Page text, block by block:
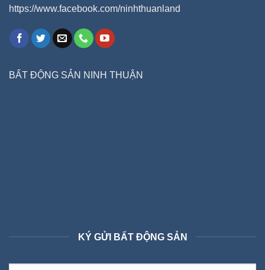
https://www.facebook.com/ninhthuanland
BẤT ĐỘNG SẢN NINH THUẬN
KÝ GỬI BẤT ĐỘNG SẢN